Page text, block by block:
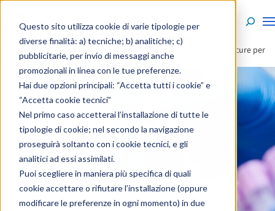
Questo sito utilizza cookie di varie tipologie per
diverse finalità: a) tecniche; b) analitiche; c)
pubblicitarie, per invio di messaggi anche
promozionali in linea con le tue preferenze.
Hai due opzioni principali: “Accetta tutti i cookie” e
“Accetta cookie tecnici”
Nel primo caso accetterai l’installazione di tutte le
tipologie di cookie; nel secondo la navigazione
proseguirà soltanto con i cookie tecnici, e gli
analitici ad essi assimilati.
Puoi scegliere in maniera più specifica di quali
cookie accettare o rifiutare l’installazione (oppure
modificare le preferenze in ogni momento) in due
»Enciclopedia Visite ed esami
Anemia: sintomi, cause e cure per
riconoscerla e trattarla